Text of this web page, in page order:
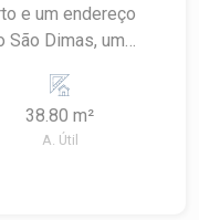
e um endereço
São Dimas, uma
oferece fácil
vias da
38.80 m²
A. Útil